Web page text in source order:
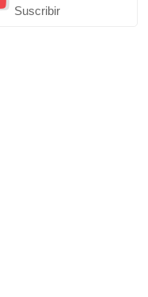
Suscribir